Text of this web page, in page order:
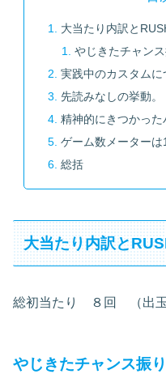
大当たり内訳と
やじきたチャン
実践中のカスタムに
先読みなしの挙動。
精神的にきつかった
ゲーム数メーターは
総括
大当たり内訳と
総初当たり ８回 （出玉
やじきたチャンス振